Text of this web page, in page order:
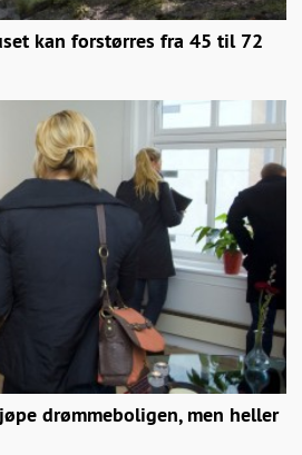
kan forstørres fra 45 til 72
drømmeboligen, men heller